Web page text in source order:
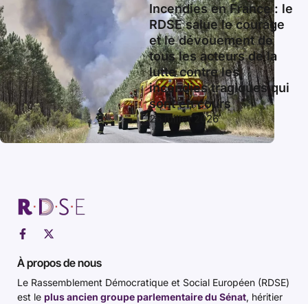
Incendies en France : le
RDSE salue le courage
et le dévouement de
tous les acteurs de la
lutte contre les
incendies tragiques qui
sont en cours
26 juillet 2026
À propos de nous
Le Rassemblement Démocratique et Social Européen (RDSE)
est le plus ancien groupe parlementaire du Sénat, héritier